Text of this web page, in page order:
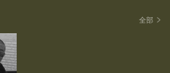
了利益的分配极度不均而进行斗争，
益者后，他又会面临成为被革命者的
就像一出闹剧，我想只有制度的真正改
魁北克电影资料馆中国动画短片放映
全部